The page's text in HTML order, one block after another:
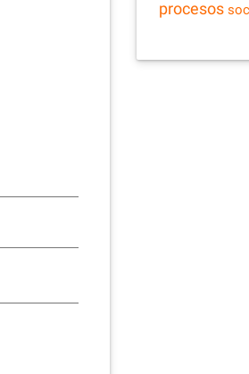
procesos